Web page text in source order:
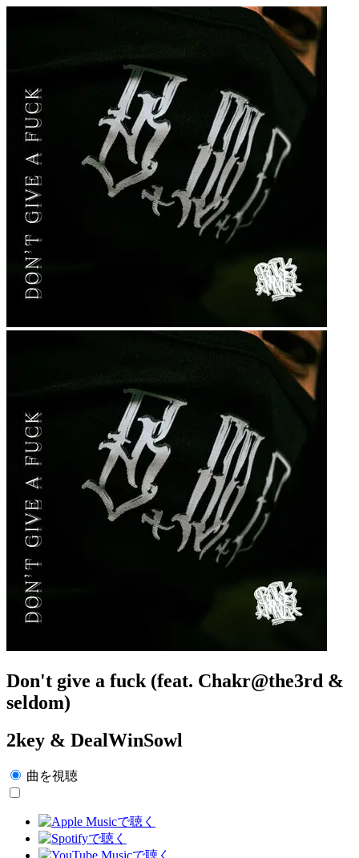
Don't give a fuck (feat. Chakr@the3rd &
seldom)
2key & DealWinSowl
曲を視聴